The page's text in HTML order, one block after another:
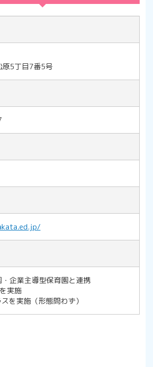
原5丁目7番5号
企業主導型保育園と連携
実施
を実施（形態問わず）